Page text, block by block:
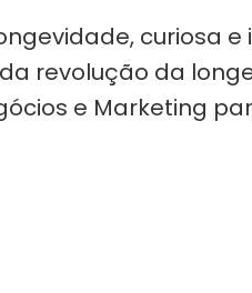
curiosa e
revolução da
e Marketing